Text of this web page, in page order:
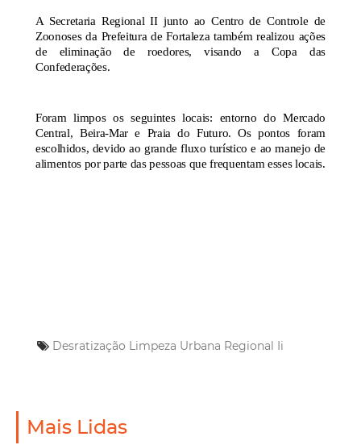
A Secretaria Regional II junto ao Centro de Controle de
Zoonoses da Prefeitura de Fortaleza também realizou ações
de eliminação de roedores, visando a Copa das
Confederações.
Foram limpos os seguintes locais: entorno do Mercado
Central, Beira-Mar e Praia do Futuro. Os pontos foram
escolhidos, devido ao grande fluxo turístico e ao manejo de
alimentos por parte das pessoas que frequentam esses locais.
Desratização Limpeza Urbana Regional Ii
Mais Lidas